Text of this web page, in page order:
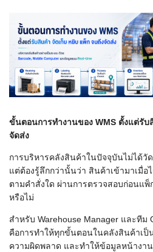
ขั้นตอนการทำงานของ WMS ตั้งแต่รับ
จัดส่ง
การบริหารคลังสินค้าในปัจจุบันไม่ได้วั
แต่ต้องรู้ลึกกว่านั้นว่า สินค้าเข้ามาเมื่อ
ตามคำสั่งใด ผ่านการตรวจสอบก่อนแ
หรือไม่
สำหรับ Warehouse Manager และที
คือการทำให้ทุกขั้นตอนในคลังสินค้าเ
ความผิดพลาด และทำให้ข้อมูลหน้างาน